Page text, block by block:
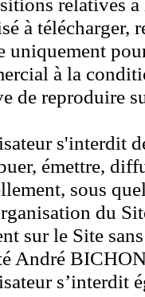
à télécharger,
uniquement
à la
de reproduire
s'interdit
émettre,
sous
du
sur le Site
André
s’interdit